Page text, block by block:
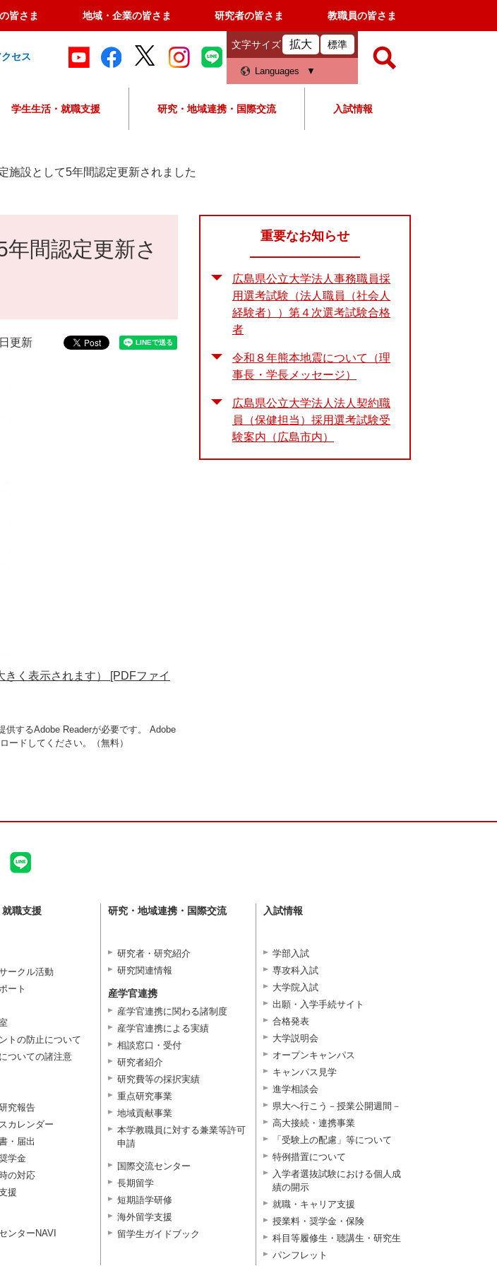
皆さま 地域・企業の皆さま 研究者の皆さま 教職員の皆さま
セス
文字サイズ 拡大 標準
Languages
o
e
ス
タ
学生生活・就職支援 研究・地域連携・国際交流 入試情報
施設として5年間認定更新されました
間認定更新さ
更新
く表示されます） [PDFファイ
するAdobe Readerが必要です。
Adobe
ードしてください。（無料）
重要なお知らせ
広島県公立大学法人事務職員採
用選考試験（法人職員（社会人
経験者））第４次選考試験合格
者
令和８年熊本地震について（理
事長・学長メッセージ）
広島県公立大学法人法人契約職
員（保健担当）採用選考試験受
験案内（広島市内）
職支援
ークル活動
ート
トの防止について
ついての諸注意
究報告
カレンダー
・届出
学金
の対応
援
ンターNAVI
研究・地域連携・国際交流
研究者・研究紹介
研究関連情報
産学官連携
産学官連携に関わる諸制度
産学官連携による実績
相談窓口・受付
研究者紹介
研究費等の採択実績
重点研究事業
地域貢献事業
本学教職員に対する兼業等許可
申請
国際交流センター
長期留学
短期語学研修
海外留学支援
留学生ガイドブック
入試情報
学部入試
専攻科入試
大学院入試
出願・入学手続サイト
合格発表
大学説明会
オープンキャンパス
キャンパス見学
進学相談会
県大へ行こう－授業公開週間－
高大接続・連携事業
「受験上の配慮」等について
特例措置について
入学者選抜試験における個人成
績の開示
就職・キャリア支援
授業料・奨学金・保険
科目等履修生・聴講生・研究生
パンフレット